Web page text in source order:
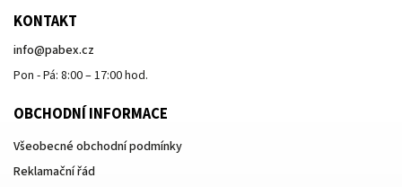
KONTAKT
info@pabex.cz
Pon - Pá: 8:00 – 17:00 hod.
OBCHODNÍ INFORMACE
Všeobecné obchodní podmínky
Reklamační řád